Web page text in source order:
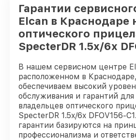
Гарантии
Elcan в Краснодаре
оптического
SpecterDR 1.5x/6x
В нашем сервисном центре
расположенном в
обеспечиваем высокий
обслуживания и гарантий для
владельцев оптического
SpecterDR 1.5x/6x DFOV156-
гарантии базируются на
профессионализма и